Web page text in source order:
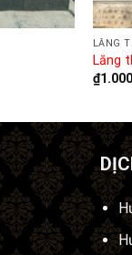
LĂNG
Lăng
₫